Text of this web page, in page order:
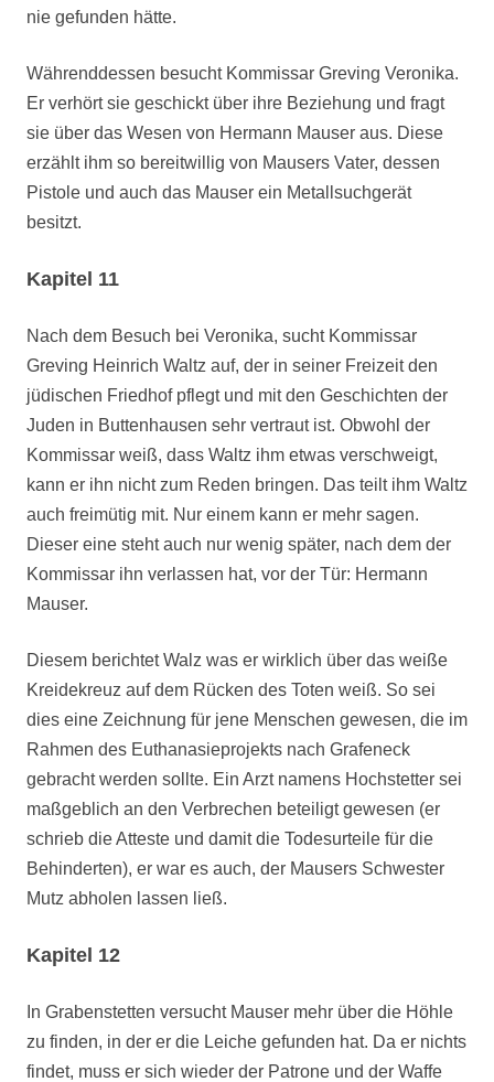
nie gefunden hätte.
Währenddessen besucht Kommissar Greving Veronika.
Er verhört sie geschickt über ihre Beziehung und fragt
sie über das Wesen von Hermann Mauser aus. Diese
erzählt ihm so bereitwillig von Mausers Vater, dessen
Pistole und auch das Mauser ein Metallsuchgerät
besitzt.
Kapitel 11
Nach dem Besuch bei Veronika, sucht Kommissar
Greving Heinrich Waltz auf, der in seiner Freizeit den
jüdischen Friedhof pflegt und mit den Geschichten der
Juden in Buttenhausen sehr vertraut ist. Obwohl der
Kommissar weiß, dass Waltz ihm etwas verschweigt,
kann er ihn nicht zum Reden bringen. Das teilt ihm Waltz
auch freimütig mit. Nur einem kann er mehr sagen.
Dieser eine steht auch nur wenig später, nach dem der
Kommissar ihn verlassen hat, vor der Tür: Hermann
Mauser.
Diesem berichtet Walz was er wirklich über das weiße
Kreidekreuz auf dem Rücken des Toten weiß. So sei
dies eine Zeichnung für jene Menschen gewesen, die im
Rahmen des Euthanasieprojekts nach Grafeneck
gebracht werden sollte. Ein Arzt namens Hochstetter sei
maßgeblich an den Verbrechen beteiligt gewesen (er
schrieb die Atteste und damit die Todesurteile für die
Behinderten), er war es auch, der Mausers Schwester
Mutz abholen lassen ließ.
Kapitel 12
In Grabenstetten versucht Mauser mehr über die Höhle
zu finden, in der er die Leiche gefunden hat. Da er nichts
findet, muss er sich wieder der Patrone und der Waffe